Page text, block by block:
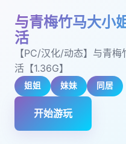
与青梅竹马大小
活
【PC/汉化/动态】与青
活【1.36G】
姐姐 妹妹 同居
开始游玩